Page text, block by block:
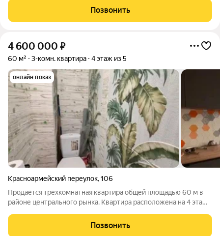
Позвонить
4 600 000 ₽
60 м² 3-комн. квартира 4 этаж из 5
онлайн показ
Красноармейский переулок,106
Продаётся трёхкомнатная квартира общей площадью 60 м в
районе центрального рынка. Квартира расположена на 4 этаже
раздельный. Свежий косметический ремонт, м/п окна,
заменены входная и межкомнатные
Позвонить